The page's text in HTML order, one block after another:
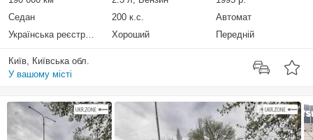
Седан
200 к.с.
Автомат
Українська реєстрація
Хороший Передній
Київ, Київська обл.
У вашому місті